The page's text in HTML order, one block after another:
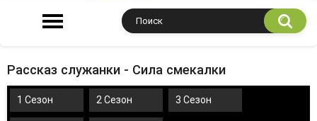
Рассказ служанки - Сила смекалки
1 Сезон 2 Сезон 3 Сезон